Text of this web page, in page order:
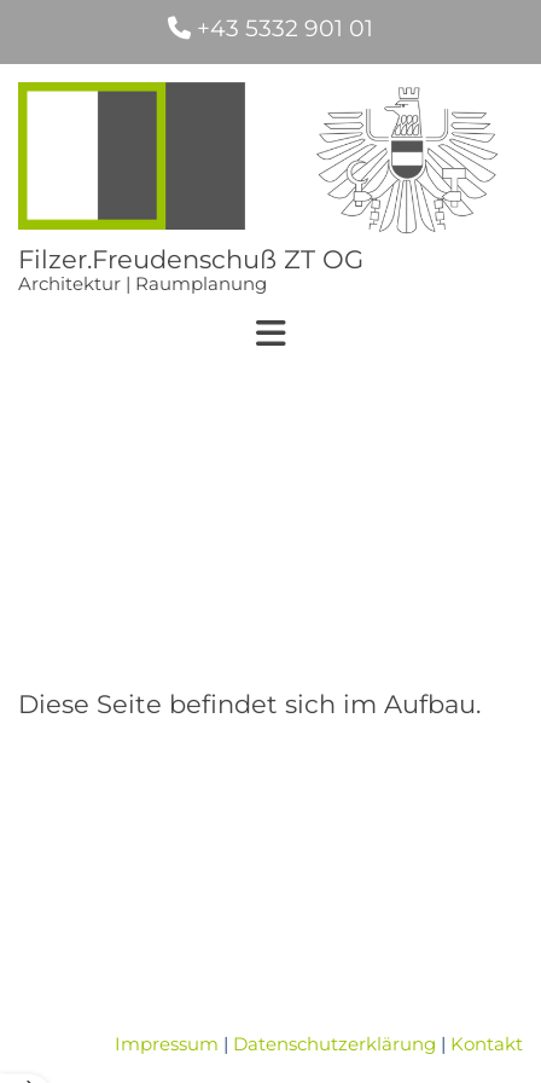
 +43 5332 901 01
Filzer.Freudenschuß ZT OG
Architektur | Raumplanung
Diese Seite befindet sich im Aufbau.
Impressum | Datenschutzerklärung | Kontakt